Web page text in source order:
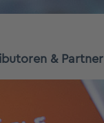
& Partner